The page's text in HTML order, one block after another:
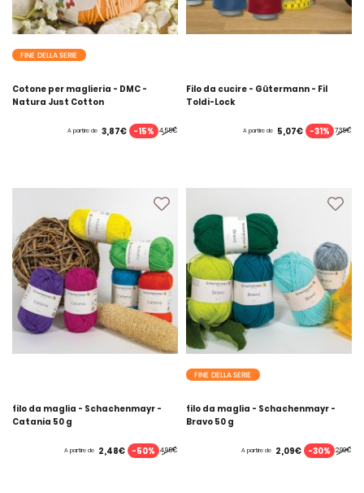
FINE DELLA SERIE
Cotone per maglieria - DMC -
Natura Just Cotton
4,55€
A partire de 3,87€ -15%
Filo da cucire - Gütermann - Fil
Toldi-Lock
7,35€
A partire de 5,07€ -31%
filo da maglia - Schachenmayr -
Catania 50 g
4,95€
A partire de 2,48€ -50%
FINE DELLA SERIE
filo da maglia - Schachenmayr -
Bravo 50 g
2,99€
A partire de 2,09€ -30%